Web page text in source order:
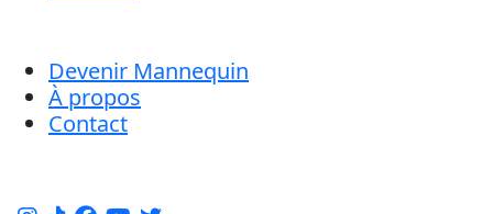
Devenir Mannequin
À propos
Contact